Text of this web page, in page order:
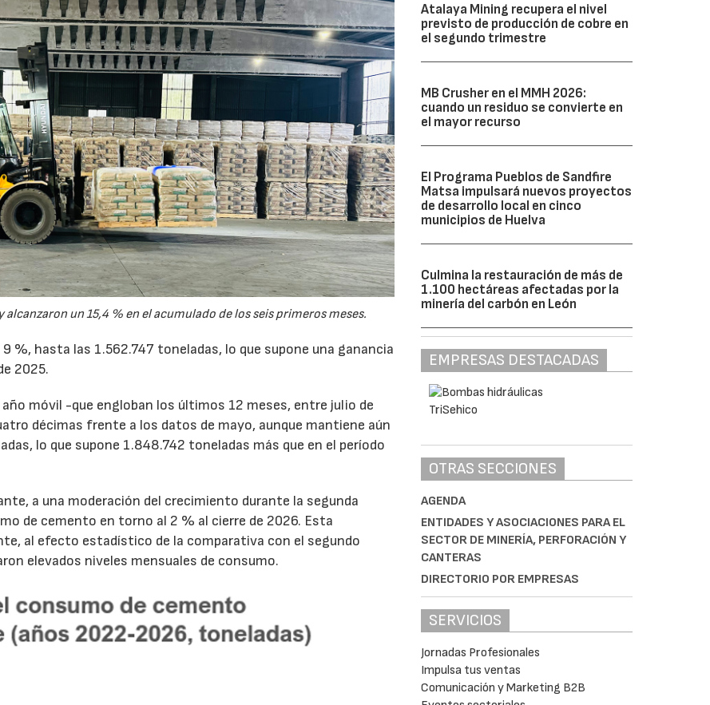
un 15,4 % en el acumulado de los seis primeros meses.
%, hasta las 1.562.747 toneladas, lo que supone una ganancia
2025.
móvil -que engloban los últimos 12 meses, entre julio de
décimas frente a los datos de mayo, aunque mantiene aún
lo que supone 1.848.742 toneladas más que en el período
a una moderación del crecimiento durante la segunda
de cemento en torno al 2 % al cierre de 2026. Esta
al efecto estadístico de la comparativa con el segundo
elevados niveles mensuales de consumo.
Atalaya Mining recupera el nivel
previsto de producción de cobre en
el segundo trimestre
MB Crusher en el MMH 2026:
cuando un residuo se convierte en
el mayor recurso
El Programa Pueblos de Sandfire
Matsa impulsará nuevos proyectos
de desarrollo local en cinco
municipios de Huelva
Culmina la restauración de más de
1.100 hectáreas afectadas por la
minería del carbón en León
EMPRESAS DESTACADAS
OTRAS SECCIONES
AGENDA
ENTIDADES Y ASOCIACIONES PARA EL
SECTOR DE MINERÍA, PERFORACIÓN Y
CANTERAS
DIRECTORIO POR EMPRESAS
SERVICIOS
Jornadas Profesionales
Impulsa tus ventas
Comunicación y Marketing B2B